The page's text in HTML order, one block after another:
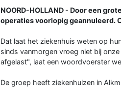
NOORD-HOLLAND - Door een
operaties voorlopig geannuleerd.
Dat laat het ziekenhuis weten op
sinds vanmorgen vroeg niet bij
afgelast", laat een woordvoerster
De groep heeft ziekenhuizen in